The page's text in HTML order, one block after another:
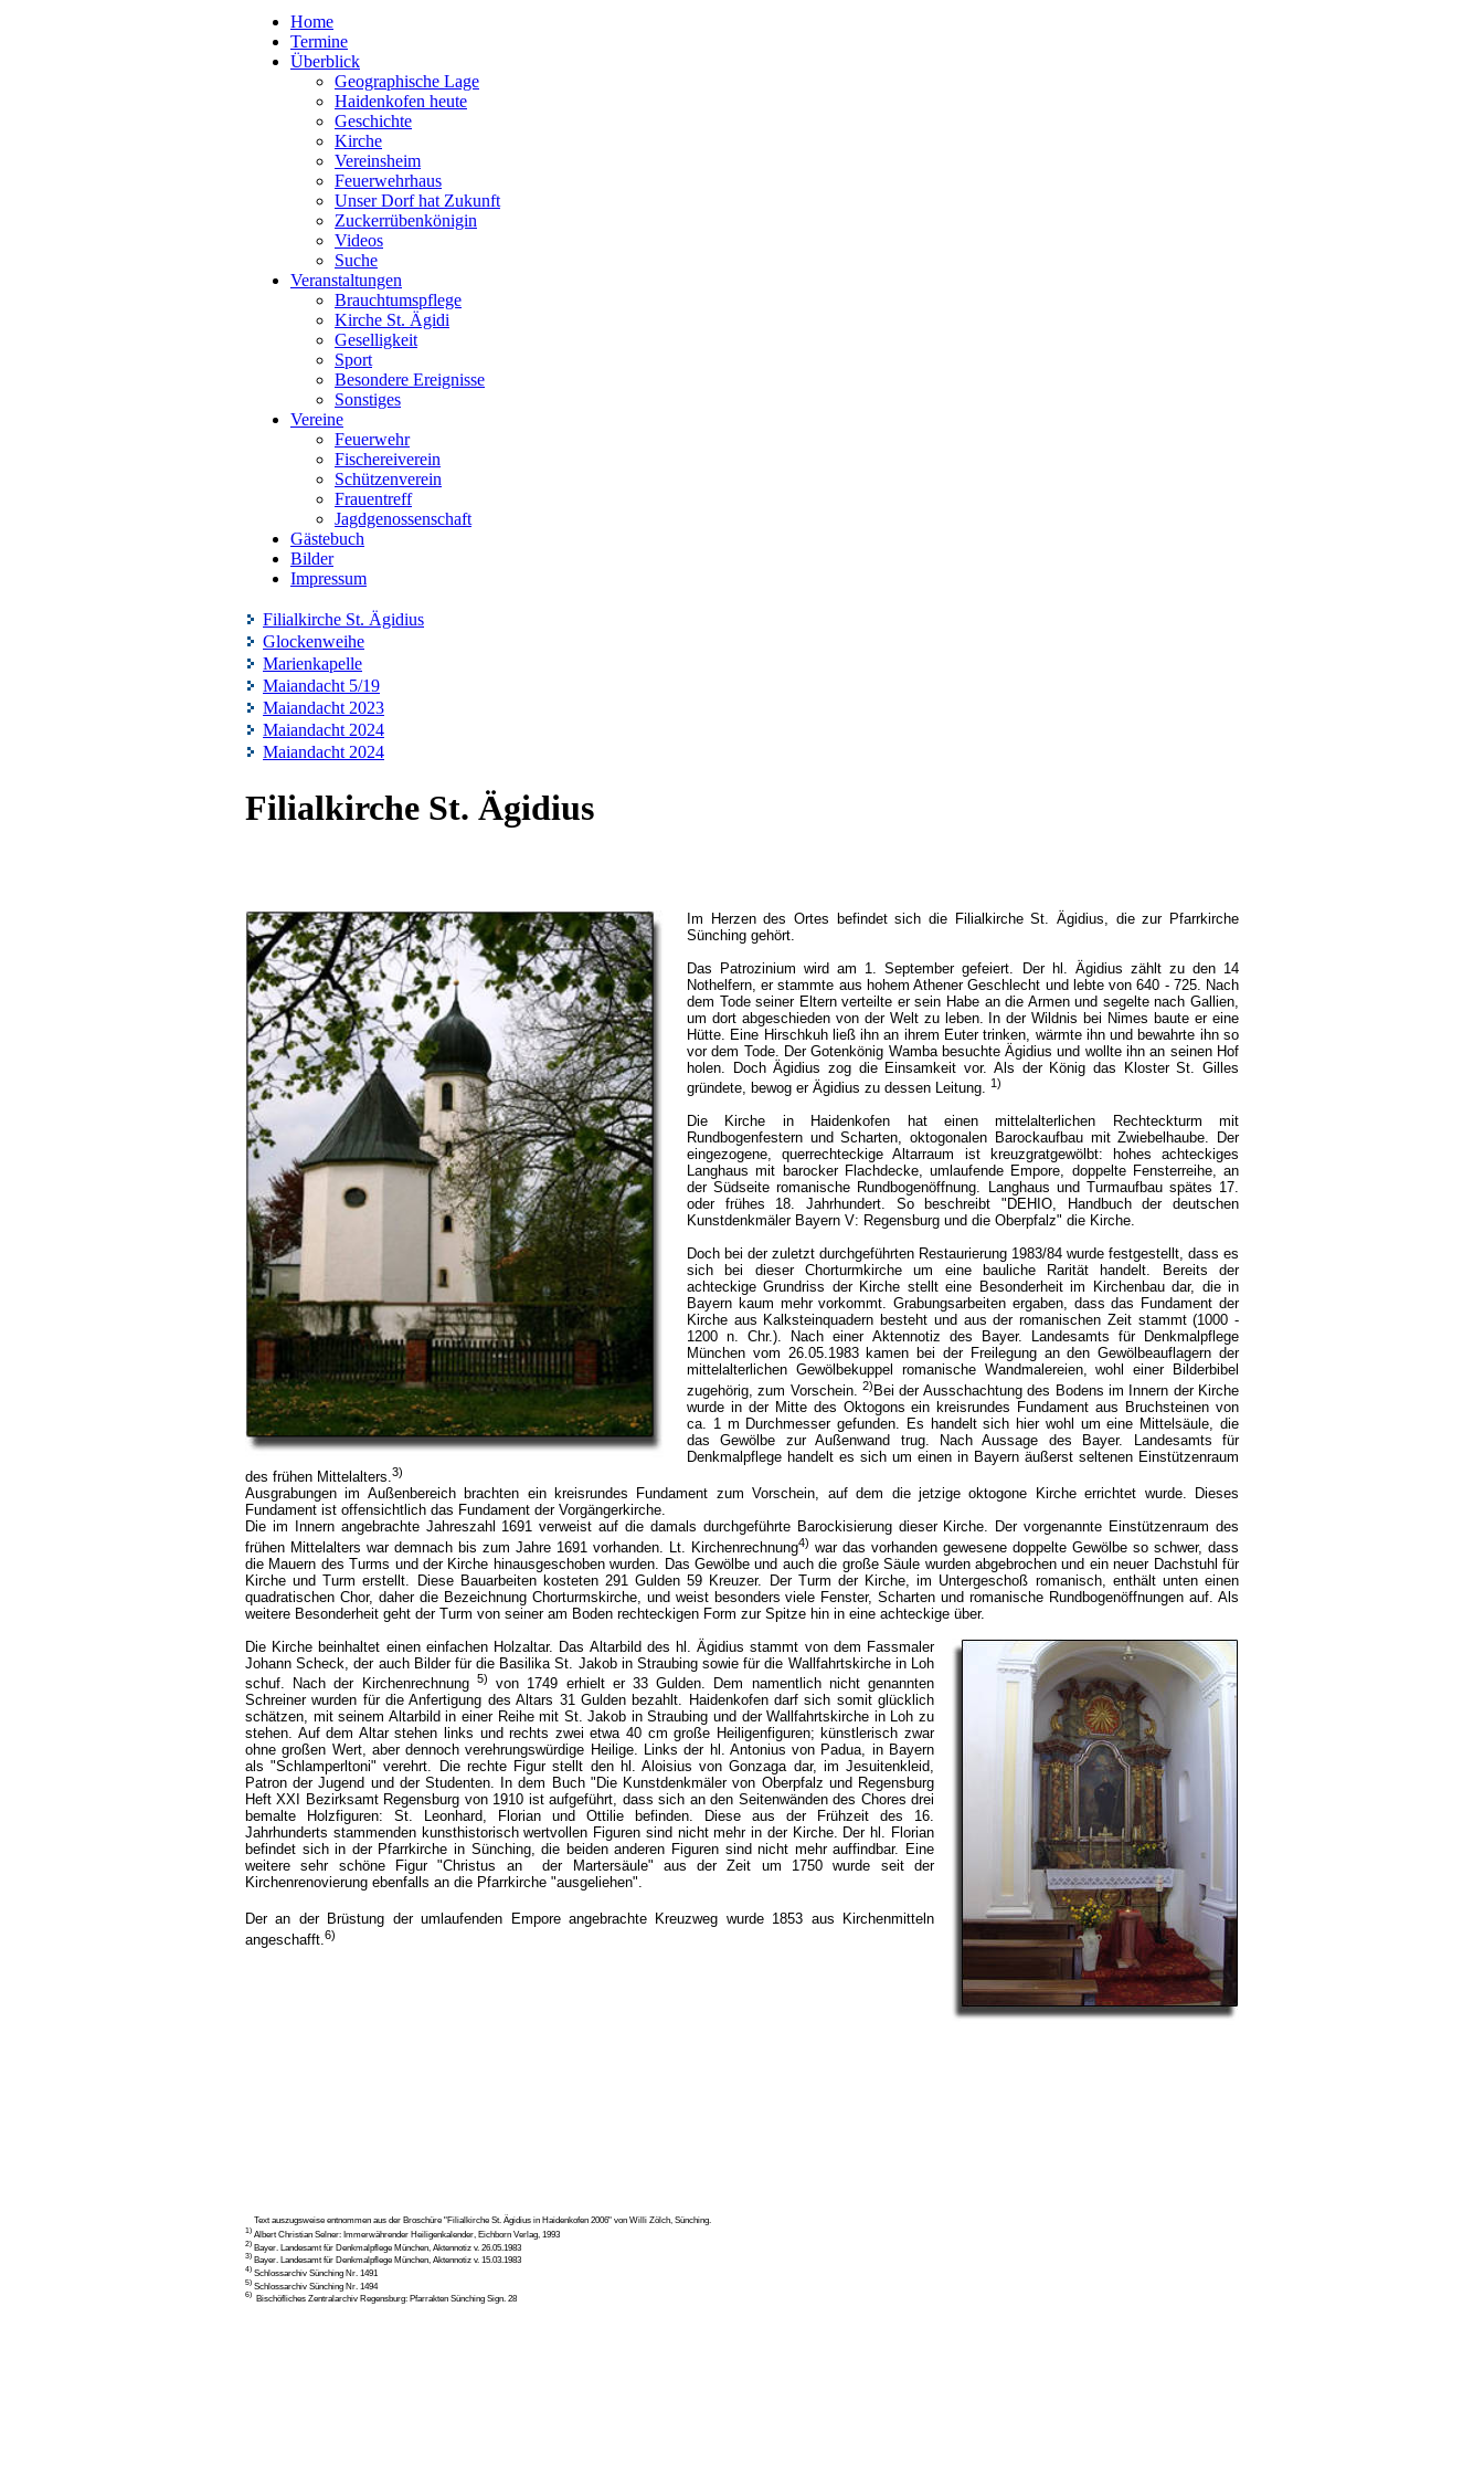
Home
Termine
Überblick
Geographische Lage
Haidenkofen heute
Geschichte
Kirche
Vereinsheim
Feuerwehrhaus
Unser Dorf hat Zukunft
Zuckerrübenkönigin
Videos
Suche
Veranstaltungen
Brauchtumspflege
Kirche St. Ägidi
Geselligkeit
Sport
Besondere Ereignisse
Sonstiges
Vereine
Feuerwehr
Fischereiverein
Schützenverein
Frauentreff
Jagdgenossenschaft
Gästebuch
Bilder
Impressum
Filialkirche St. Ägidius
Glockenweihe
Marienkapelle
Maiandacht 5/19
Maiandacht 2023
Maiandacht 2024
Maiandacht 2024
Filialkirche St. Ägidius
Im Herzen des Ortes befindet sich die Filialkirche St. Ägidius, die zur Pfarrkirche
Sünching gehört.
Das Patrozinium wird am 1. September gefeiert. Der hl. Ägidius zählt zu den 14
Nothelfern, er stammte aus hohem Athener Geschlecht und lebte von 640 - 725. Nach
dem Tode seiner Eltern verteilte er sein Habe an die Armen und segelte nach Gallien,
um dort abgeschieden von der Welt zu leben. In der Wildnis bei Nimes baute er eine
Hütte. Eine Hirschkuh ließ ihn an ihrem Euter trinken, wärmte ihn und bewahrte ihn so
vor dem Tode. Der Gotenkönig Wamba besuchte Ägidius und wollte ihn an seinen Hof
holen. Doch Ägidius zog die Einsamkeit vor. Als der König das Kloster St. Gilles
gründete, bewog er Ägidius zu dessen Leitung. 1)
Die Kirche in Haidenkofen hat einen mittelalterlichen Rechteckturm mit
Rundbogenfestern und Scharten, oktogonalen Barockaufbau mit Zwiebelhaube. Der
eingezogene, querrechteckige Altarraum ist kreuzgratgewölbt: hohes achteckiges
Langhaus mit barocker Flachdecke, umlaufende Empore, doppelte Fensterreihe, an
der Südseite romanische Rundbogenöffnung. Langhaus und Turmaufbau spätes 17.
oder frühes 18. Jahrhundert. So beschreibt "DEHIO, Handbuch der deutschen
Kunstdenkmäler Bayern V: Regensburg und die Oberpfalz" die Kirche.
Doch bei der zuletzt durchgeführten Restaurierung 1983/84 wurde festgestellt, dass es
sich bei dieser Chorturmkirche um eine bauliche Rarität handelt. Bereits der
achteckige Grundriss der Kirche stellt eine Besonderheit im Kirchenbau dar, die in
Bayern kaum mehr vorkommt. Grabungsarbeiten ergaben, dass das Fundament der
Kirche aus Kalksteinquadern besteht und aus der romanischen Zeit stammt (1000 -
1200 n. Chr.). Nach einer Aktennotiz des Bayer. Landesamts für Denkmalpflege
München vom 26.05.1983 kamen bei der Freilegung an den Gewölbeauflagern der
mittelalterlichen Gewölbekuppel romanische Wandmalereien, wohl einer Bilderbibel
zugehörig, zum Vorschein.2) Bei der Ausschachtung des Bodens im Innern der Kirche
wurde in der Mitte des Oktogons ein kreisrundes Fundament aus Bruchsteinen von
ca. 1 m Durchmesser gefunden. Es handelt sich hier wohl um eine Mittelsäule, die
das Gewölbe zur Außenwand trug. Nach Aussage des Bayer. Landesamts für
Denkmalpflege handelt es sich um einen in Bayern äußerst seltenen Einstützenraum
des frühen Mittelalters.3)
Ausgrabungen im Außenbereich brachten ein kreisrundes Fundament zum Vorschein, auf dem die jetzige oktogone Kirche errichtet wurde. Dieses
Fundament ist offensichtlich das Fundament der Vorgängerkirche.
Die im Innern angebrachte Jahreszahl 1691 verweist auf die damals durchgeführte Barockisierung dieser Kirche. Der vorgenannte Einstützenraum des
frühen Mittelalters war demnach bis zum Jahre 1691 vorhanden. Lt. Kirchenrechnung4) war das vorhanden gewesene doppelte Gewölbe so schwer, dass
die Mauern des Turms und der Kirche hinausgeschoben wurden. Das Gewölbe und auch die große Säule wurden abgebrochen und ein neuer Dachstuhl für
Kirche und Turm erstellt. Diese Bauarbeiten kosteten 291 Gulden 59 Kreuzer. Der Turm der Kirche, im Untergeschoß romanisch, enthält unten einen
quadratischen Chor, daher die Bezeichnung Chorturmskirche, und weist besonders viele Fenster, Scharten und romanische Rundbogenöffnungen auf. Als
weitere Besonderheit geht der Turm von seiner am Boden rechteckigen Form zur Spitze hin in eine achteckige über.
Die Kirche beinhaltet einen einfachen Holzaltar. Das Altarbild des hl. Ägidius stammt von dem Fassmaler
Johann Scheck, der auch Bilder für die Basilika St. Jakob in Straubing sowie für die Wallfahrtskirche in Loh
schuf. Nach der Kirchenrechnung 5)
von 1749 erhielt er 33 Gulden. Dem namentlich nicht genannten
Schreiner wurden für die Anfertigung des Altars 31 Gulden bezahlt. Haidenkofen darf sich somit glücklich
schätzen, mit seinem Altarbild in einer Reihe mit St. Jakob in Straubing und der Wallfahrtskirche in Loh zu
stehen. Auf dem Altar stehen links und rechts zwei etwa 40 cm große Heiligenfiguren; künstlerisch zwar
ohne großen Wert, aber dennoch verehrungswürdige Heilige. Links der hl. Antonius von Padua, in Bayern
als "Schlamperltoni" verehrt. Die rechte Figur stellt den hl. Aloisius von Gonzaga dar, im Jesuitenkleid,
Patron der Jugend und der Studenten. In dem Buch "Die Kunstdenkmäler von Oberpfalz und Regensburg
Heft XXI Bezirksamt Regensburg von 1910 ist aufgeführt, dass sich an den Seitenwänden des Chores drei
bemalte Holzfiguren: St. Leonhard, Florian und Ottilie befinden. Diese aus der Frühzeit des 16.
Jahrhunderts stammenden kunsthistorisch wertvollen Figuren sind nicht mehr in der Kirche. Der hl. Florian
befindet sich in der Pfarrkirche in Sünching, die beiden anderen Figuren sind nicht mehr auffindbar. Eine
weitere sehr schöne Figur "Christus an der Martersäule" aus der Zeit um 1750 wurde seit der
Kirchenrenovierung ebenfalls an die Pfarrkirche "ausgeliehen".
Der an der Brüstung der umlaufenden Empore angebrachte Kreuzweg wurde 1853 aus Kirchenmitteln
angeschafft. 6)
Text auszugsweise entnommen aus der Broschüre "Filialkirche St. Ägidius in Haidenkofen 2006" von Willi Zölch, Sünching.
1) Albert Christian Selner: Immerwährender Heiligenkalender, Eichborn Verlag, 1993
2) Bayer. Landesamt für Denkmalpflege München, Aktennotiz v. 26.05.1983
3) Bayer. Landesamt für Denkmalpflege München, Aktennotiz v. 15.03.1983
4) Schlossarchiv Sünching Nr. 1491
5) Schlossarchiv Sünching Nr. 1494
6) Bischöfliches Zentralarchiv Regensburg: Pfarrakten Sünching Sign. 28